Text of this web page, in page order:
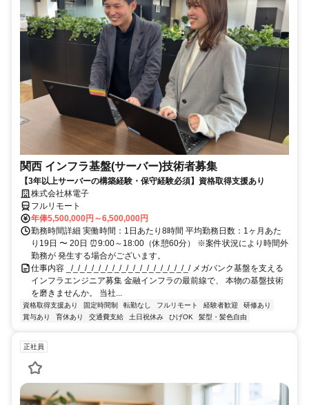
関西 インフラ基盤(サーバー)技術者募集
【3年以上サーバーの構築経験・保守経験必須】資格取得支援あり
株式会社林電子
フルリモート
年俸5,500,000円～6,500,000円
勤務時間詳細 実働時間：1日あたり8時間 平均勤務日数：1ヶ月あた
り19日 〜 20日 ⏰9:00～18:00（休憩60分） ※案件状況により時間外
勤務が 発生する場合がございます。
仕事内容 _/_/_/_/_/_/_/_/_/_/_/_/_/_/_/_/_/_/ メガバンク基盤を支える
インフラエンジニア募集 金融インフラの最前線で、 本物の基盤技術
を磨きませんか。 当社...
資格取得支援あり 固定時間制 転勤なし フルリモート 経験者歓迎
研修あり
賞与あり
育休あり 交通費支給 土日祝休み ひげOK 髪型・髪色自由
正社員